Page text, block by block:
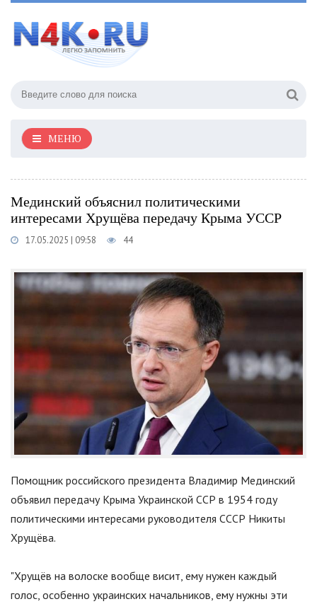
МЕНЮ
Мединский объяснил политическими
интересами Хрущёва передачу Крыма УССР
17.05.2025 | 09:58 44
Помощник российского президента Владимир Мединский
объявил передачу Крыма Украинской ССР в 1954 году
политическими интересами руководителя СССР Никиты
Хрущёва.
"Хрущёв на волоске вообще висит, ему нужен каждый
голос, особенно украинских начальников, ему нужны эти